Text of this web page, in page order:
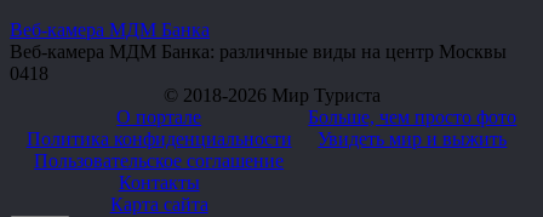
Веб-камера МДМ Банка
Веб-камера МДМ Банка: различные виды на центр Москвы
0418
© 2018-2026 Мир Туриста
О портале
Политика конфиденциальности
Пользовательское соглашение
Контакты
Карта сайта
Больше, чем просто фото
Увидеть мир и выжить